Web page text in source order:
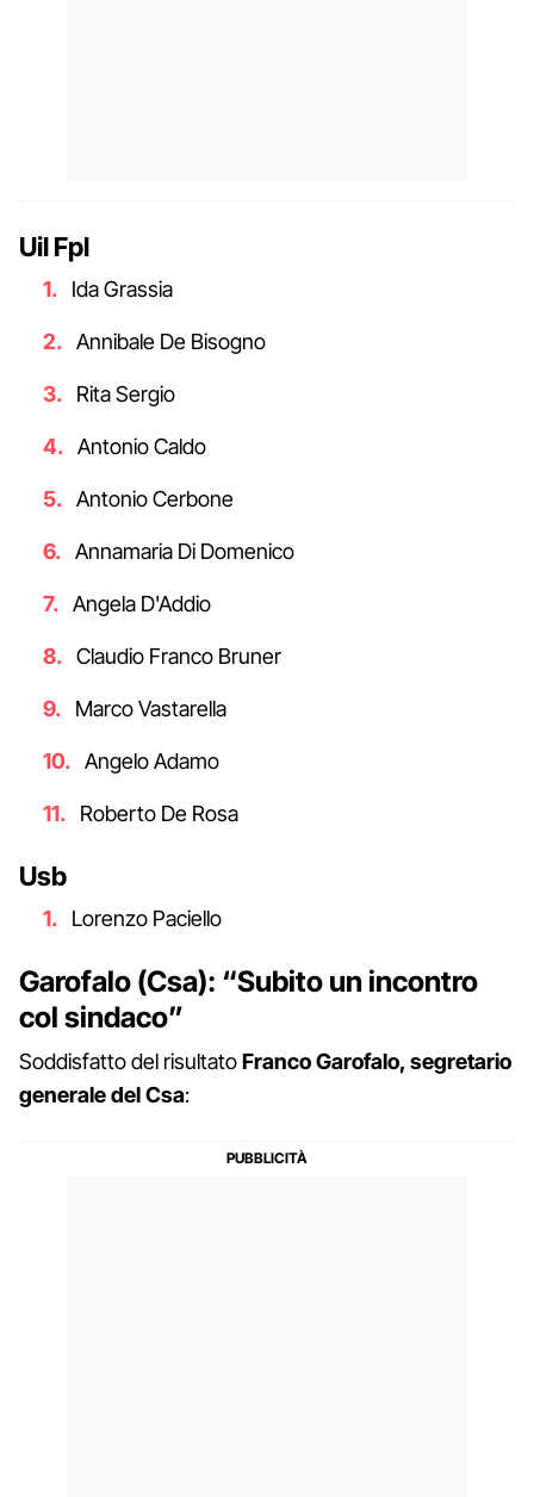
Uil Fpl
Ida Grassia
Annibale De Bisogno
Rita Sergio
Antonio Caldo
Antonio Cerbone
Annamaria Di Domenico
Angela D'Addio
Claudio Franco Bruner
Marco Vastarella
Angelo Adamo
Roberto De Rosa
Usb
Lorenzo Paciello
Garofalo (Csa): “Subito un incontro
col sindaco”
Soddisfatto del risultatoFranco Garofalo, segretario
generale del Csa: